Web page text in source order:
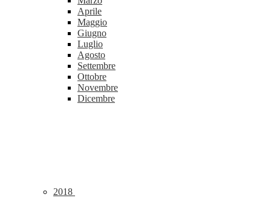
Aprile
Maggio
Giugno
Luglio
Agosto
Settembre
Ottobre
Novembre
Dicembre
2018